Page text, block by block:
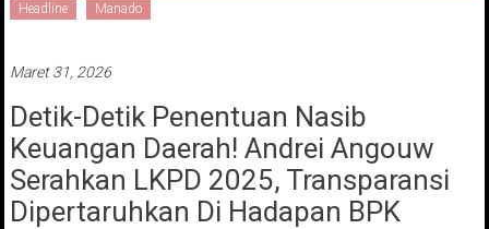
Headline Manado
Maret 31, 2026
Detik-Detik Penentuan Nasib
Keuangan Daerah! Andrei Angouw
Serahkan LKPD 2025, Transparansi
Dipertaruhkan Di Hadapan BPK